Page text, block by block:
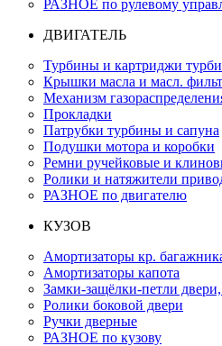
РАЗНОЕ по рулевому
ДВИГАТЕЛЬ
Турбины и картриджи
Крышки масла и масл.
Механизм
Прокладки
Патрубки турбины и сапуна
Подушки мотора и коробки
Ремни ручейковые и
Ролики и натяжители
РАЗНОЕ по двигателю
КУЗОВ
Амортизаторы кр.
Амортизаторы капота
Замки-защёлки-петли
Ролики боковой двери
Ручки дверные
РАЗНОЕ по кузову